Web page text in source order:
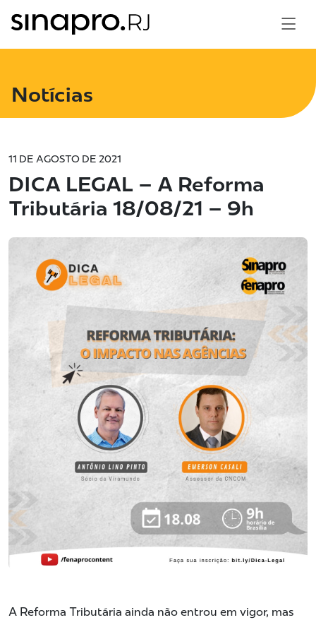
Notícias
11 DE AGOSTO DE 2021
DICA LEGAL – A Reforma
Tributária 18/08/21 – 9h
A Reforma Tributária ainda não entrou em vigor, mas